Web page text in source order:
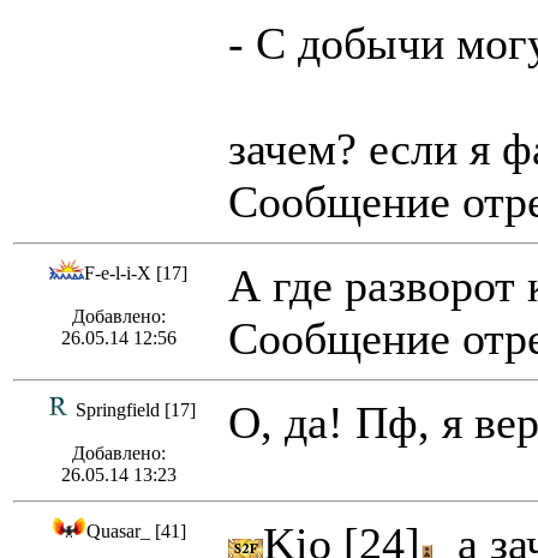
- С добычи
зачем? если я
Сообщение
F-e-l-i-X [17]
Добавлено:
26.05.14 12:56
А где разворот
Сообщение
Springfield [17]
Добавлено:
26.05.14 13:23
О, да! Пф, я
Quasar_ [41] Kio [24] а